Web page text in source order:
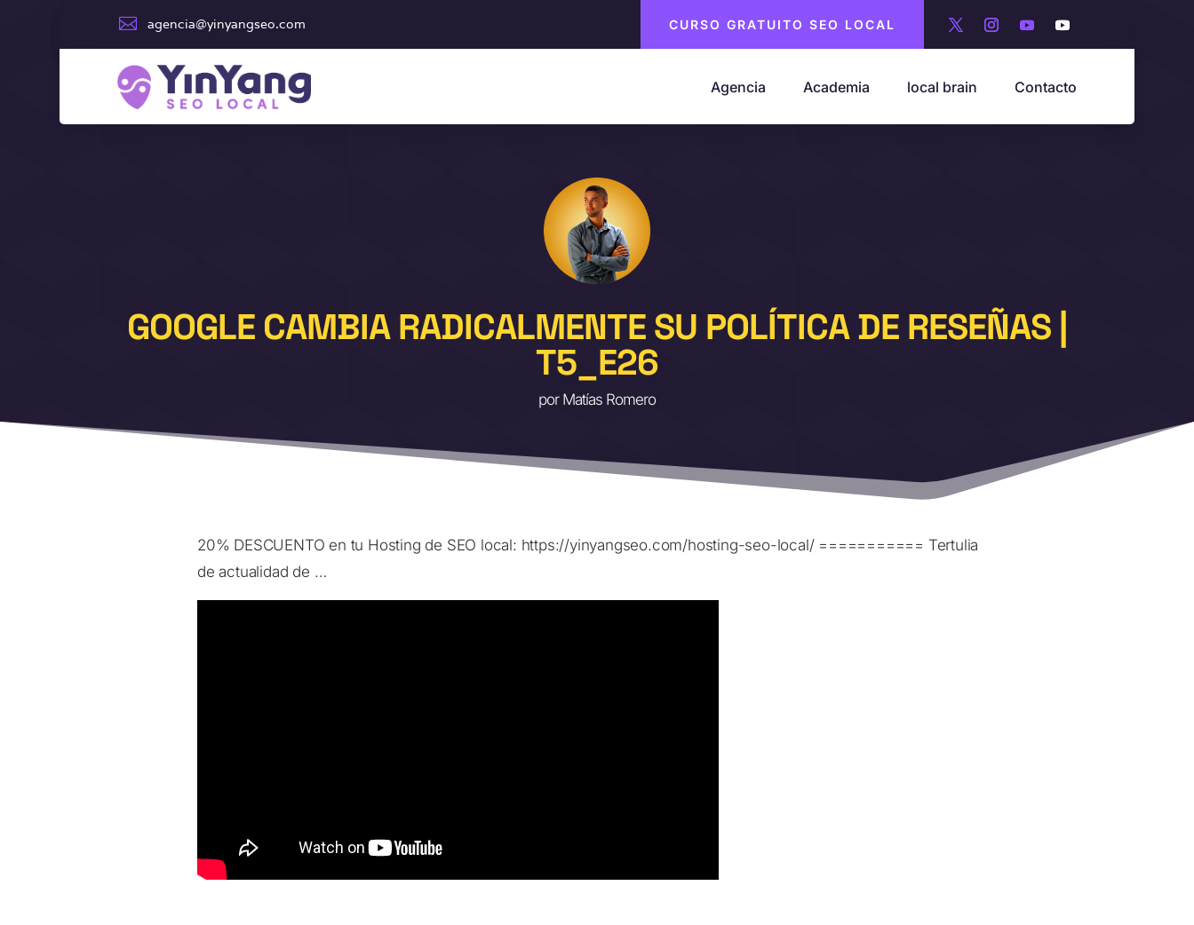
 agencia@yinyangseo.com CURSO GRATUITO SEO LOCAL
Agencia Academia local brain Contacto
GOOGLE CAMBIA RADICALMENTE SU POLÍTICA DE RESEÑAS |
T5_E26
por Matías Romero
20% DESCUENTO en tu Hosting de SEO local: https://yinyangseo.com/hosting-seo-local/ =========== Tertulia
de actualidad de …